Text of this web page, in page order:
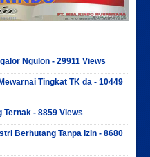
Ngulon - 29911 Views
Tingkat TK da - 10449
- 8859 Views
Berhutang Tanpa Izin - 8680